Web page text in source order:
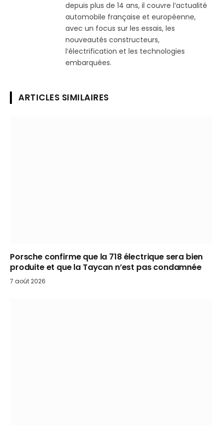
depuis plus de 14 ans, il couvre l’actualité
automobile française et européenne,
avec un focus sur les essais, les
nouveautés constructeurs,
l’électrification et les technologies
embarquées.
ARTICLES SIMILAIRES
Porsche confirme que la 718 électrique sera bien
produite et que la Taycan n’est pas condamnée
7 août 2026